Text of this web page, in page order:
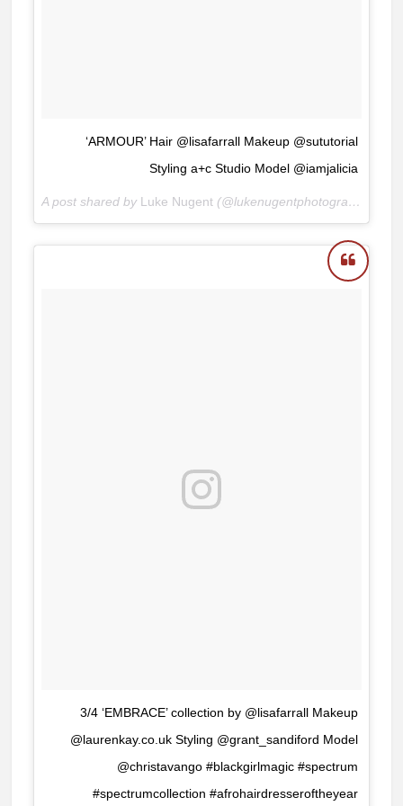
‘ARMOUR’ Hair @lisafarrall Makeup @sututorial
Styling a+c Studio Model @iamjalicia
A post shared by Luke Nugent(@lukenugentphotography) on
3/4 ‘EMBRACE’ collection by @lisafarrall Makeup
@laurenkay.co.uk Styling @grant_sandiford Model
@christavango #blackgirlmagic #spectrum
#spectrumcollection #afrohairdresseroftheyear